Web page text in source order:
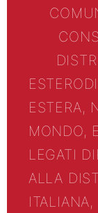
ESTERO
ESTERA,
MONDO,
LEGATI
ALLA